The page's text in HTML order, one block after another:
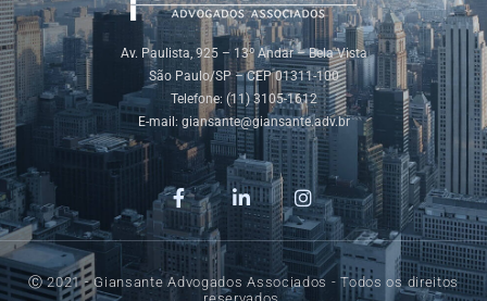
Av. Paulista, 925 – 13º Andar – Bela Vista
São Paulo/SP – CEP 01311-100
Telefone: (11) 3105-1612
E-mail: giansante@giansante.adv.br
Ⓒ 2021 - Giansante Advogados Associados - Todos os direitos